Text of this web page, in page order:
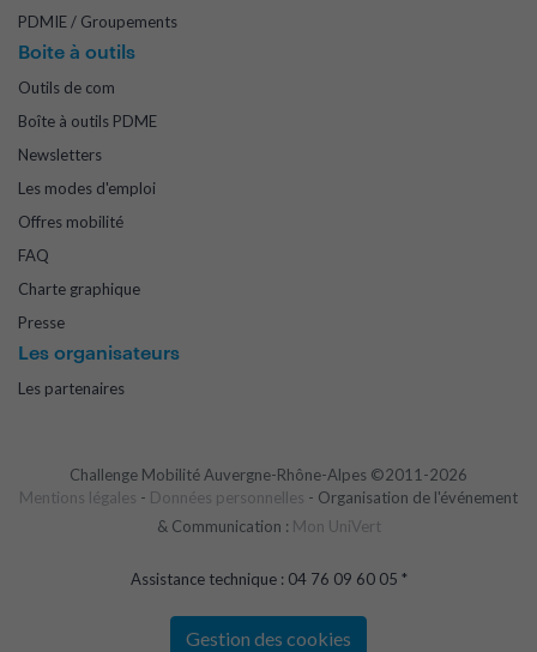
PDMIE / Groupements
Boite à outils
Outils de com
Boîte à outils PDME
Newsletters
Les modes d'emploi
Offres mobilité
FAQ
Charte graphique
Presse
Les organisateurs
Les partenaires
Challenge Mobilité Auvergne-Rhône-Alpes ©2011-2026
Mentions légales - Données personnelles - Organisation de l'événement
& Communication : Mon UniVert
Assistance technique : 04 76 09 60 05 *
Gestion des cookies